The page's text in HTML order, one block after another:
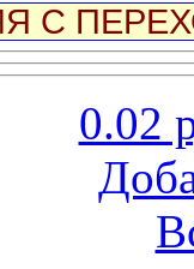
С
0.02